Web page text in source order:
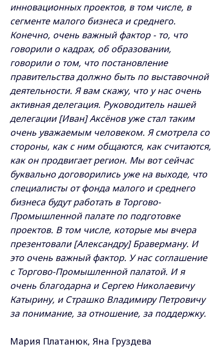
инновационных проектов, в том числе, в
сегменте малого бизнеса и среднего.
Конечно, очень важный фактор - то, что
говорили о кадрах, об образовании,
говорили о том, что постановление
правительства должно быть по выставочной
деятельности. Я вам скажу, что у нас очень
активная делегация. Руководитель нашей
делегации [Иван] Аксёнов уже стал таким
очень уважаемым человеком. Я смотрела со
стороны, как с ним общаются, как считаются,
как он продвигает регион. Мы вот сейчас
буквально договорились уже на выходе, что
специалисты от фонда малого и среднего
бизнеса будут работать в Торгово-
Промышленной палате по подготовке
проектов. В том числе, которые мы вчера
презентовали [Александру] Браверману. И
это очень важный фактор. У нас соглашение
с Торгово-Промышленной палатой. И я
очень благодарна и Сергею Николаевичу
Катырину, и Страшко Владимиру Петровичу
за понимание, за отношение, за поддержку.
Мария Платанюк, Яна Груздева